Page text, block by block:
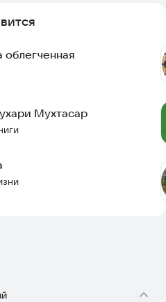
облегченная
Мухтасар